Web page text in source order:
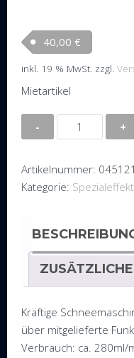
40,00 €
inkl. 19 % MwSt. zzgl.
Mietartikel
Schneemaschine
Antari
300
Menge
Artikelnummer: 045121
Kategorie:
Kräftige
über mitgelieferte
Verbrauch: ca. 280ml/